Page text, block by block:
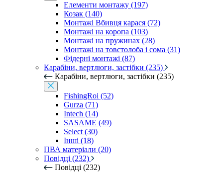
Елементи монтажу (197)
Козак (140)
Монтажі Вбивця карася (72)
Монтажі на коропа (103)
Монтажі на пружинах (28)
Монтажі на товстолоба і сома (31)
Фідерні монтажі (87)
Карабіни, вертлюги, застібки (235)
Карабіни, вертлюги, застібки (235)
FishingRoi (52)
Gurza (71)
Intech (14)
SASAME (49)
Select (30)
Інші (18)
ПВА матеріали (20)
Повідці (232)
Повідці (232)